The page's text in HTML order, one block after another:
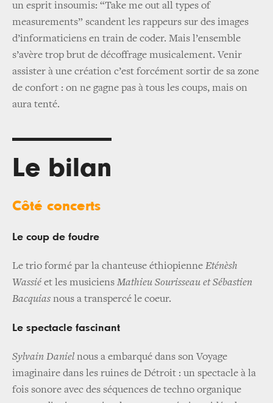
un esprit insoumis: “Take me out all types of
measurements” scandent les rappeurs sur des images
d’informaticiens en train de coder. Mais l’ensemble
s’avère trop brut de décoffrage musicalement. Venir
assister à une création c’est forcément sortir de sa zone
de confort : on ne gagne pas à tous les coups, mais on
aura tenté.
Le bilan
Côté concerts
Le coup de foudre
Le trio formé par la chanteuse éthiopienne Eténèsh
Wassié et les musiciens Mathieu Sourisseau et Sébastien
Bacquias nous a transpercé le coeur.
Le spectacle fascinant
Sylvain Daniel nous a embarqué dans son Voyage
imaginaire dans les ruines de Détroit : un spectacle à la
fois sonore avec des séquences de techno organique